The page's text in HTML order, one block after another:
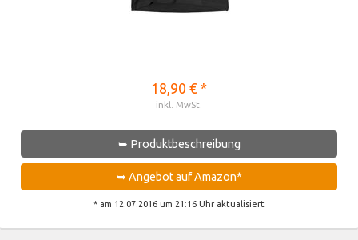
18,90 € *
inkl. MwSt.
➥ Produktbeschreibung
➥ Angebot auf Amazon*
* am 12.07.2016 um 21:16 Uhr aktualisiert